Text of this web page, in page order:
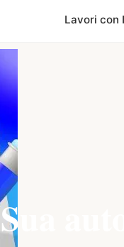
Lavori con